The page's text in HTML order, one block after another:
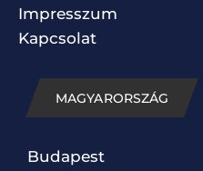
Impresszum
Kapcsolat
MAGYARORSZÁG
Budapest